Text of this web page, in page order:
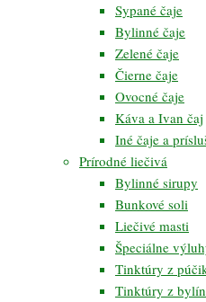
Sypané čaje
Bylinné čaje
Zelené čaje
Čierne čaje
Ovocné čaje
Káva a Ivan čaj
Iné čaje a
Prírodné liečivá
Bylinné sirupy
Bunkové soli
Liečivé masti
Špeciálne
Tinktúry z
Tinktúry z bylín